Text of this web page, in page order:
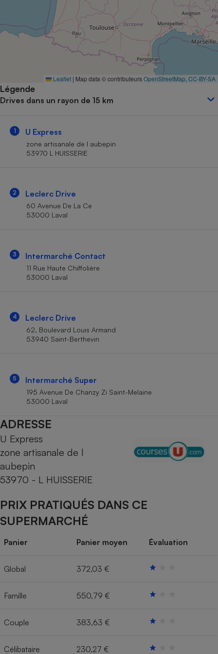
Leaflet | Map data © contributeursOpenStreetMap CC-BY-SA
Légende
Drives dans un rayon de 15 km
1 U Express
zone artisanale de l aubepin
53970 L HUISSERIE
2 Leclerc Drive
60 Avenue De La Ce
53000 Laval
3 Intermarché Contact
11 Rue Haute Chiffolière
53000 Laval
4 Leclerc Drive
62, Boulevard Louis Armand
53940 Saint-Berthevin
5 Intermarché Super
195 Avenue De Chanzy Zi Saint-Melaine
53000 Laval
ADRESSE
U Express
zone artisanale de l
aubepin
53970 - L HUISSERIE
PRIX PRATIQUÉS DANS CE
SUPERMARCHÉ
Panier Panier moyen Évaluation
Global 372,03 €
Famille 550,79 €
Couple 383,63 €
Célibataire 230,27 €
Complément
alimentaire
Assurance emprunteur
Petit électroménager -
Cafetière à expressos
Mutuelle